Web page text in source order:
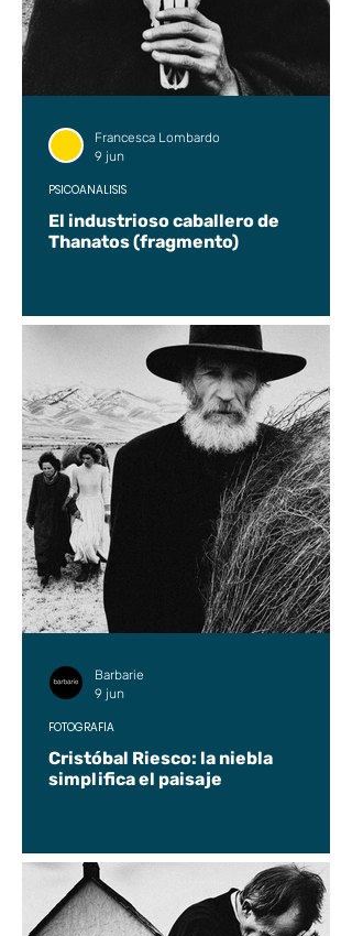
El industrioso caballero de
Thanatos (fragmento)
PSICOANÁLISIS
Francesca Lombardo
9 jun
Cristóbal Riesco: la niebla
simplifica el paisaje
FOTOGRAFÍA
Barbarie
9 jun